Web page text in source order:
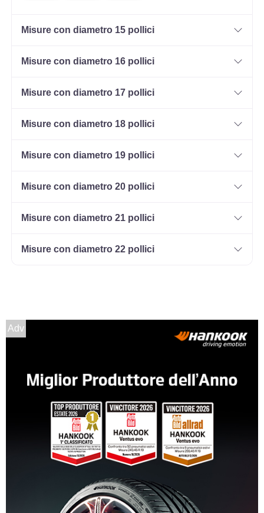
Misure con diametro 15 pollici
Misure con diametro 16 pollici
Misure con diametro 17 pollici
Misure con diametro 18 pollici
Misure con diametro 19 pollici
Misure con diametro 20 pollici
Misure con diametro 21 pollici
Misure con diametro 22 pollici
Adv